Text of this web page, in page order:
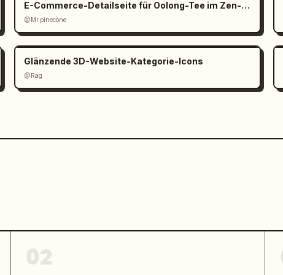
orangefarbene Akkretionsscheibe eines
Hemd mit Text 'the problem with
lernt am Schreibtisch mit Blick auf
E-Commerce-Detailseite für Oolong-Tee im Zen-Stil
@Mr.pinecone
Glänzende 3D-Website-Kategorie-Icons
@Rag